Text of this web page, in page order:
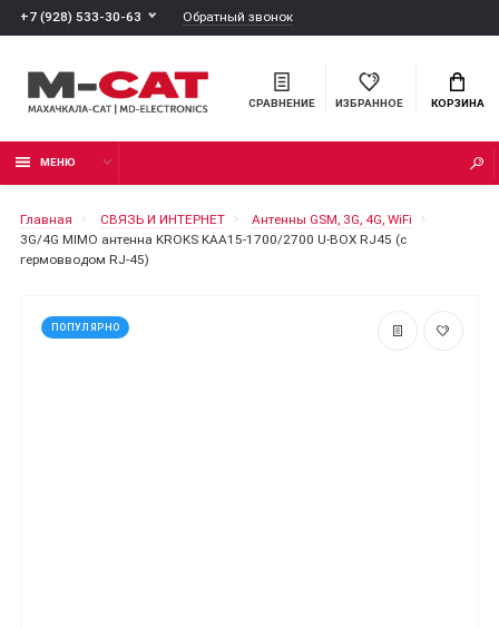
+7 (928) 533-30-63 Обратный звонок
СРАВНЕНИЕ ИЗБРАННОЕ КОРЗИНА
МЕНЮ
Главная СВЯЗЬ И ИНТЕРНЕТ
Антенны GSM, 3G, 4G, WiFi
3G/4G MIMO антенна KROKS KAA15-1700/2700 U-BOX RJ45 (с
гермовводом RJ-45)
ПОПУЛЯРНО